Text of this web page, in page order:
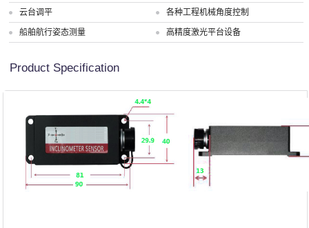
云台调平
船舶航行姿态测量
各种工程机械角度控制
高精度激光平台设备
Product Specification